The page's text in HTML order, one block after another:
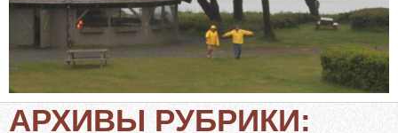
АРХИВЫ РУБРИКИ: